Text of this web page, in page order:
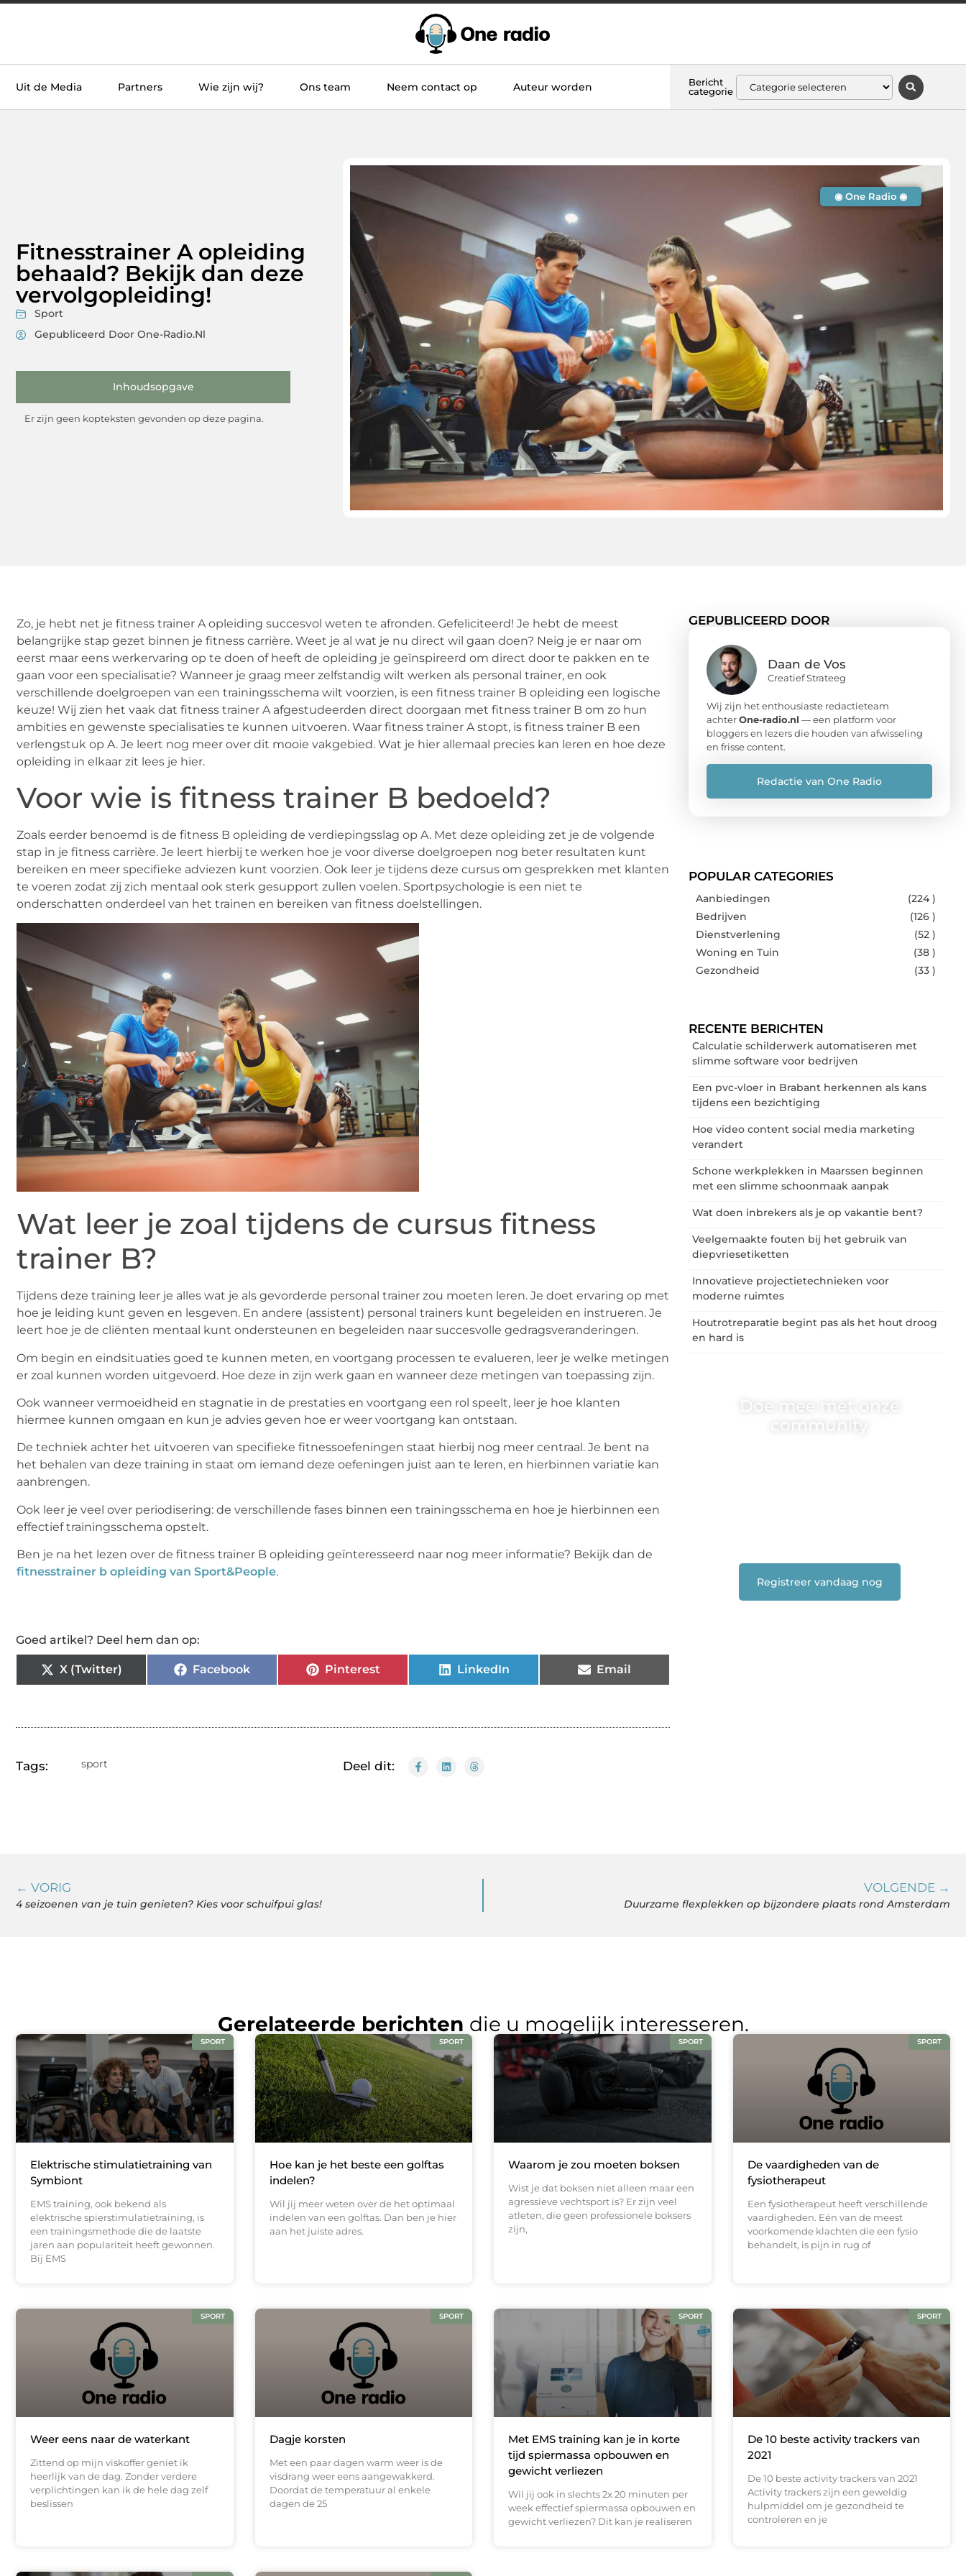
Uit de Media Partners Wie zijn wij? Ons team Neem contact op Auteur worden
Bericht
categorie
Fitnesstrainer A opleiding
behaald? Bekijk dan deze
vervolgopleiding!
Sport
Gepubliceerd Door One-Radio.nl
Inhoudsopgave
Er zijn geen kopteksten gevonden op deze pagina.
◉ One Radio ◉
Zo, je hebt net je fitness trainer A opleiding succesvol weten te afronden. Gefeliciteerd! Je hebt de meest
belangrijke stap gezet binnen je fitness carrière. Weet je al wat je nu direct wil gaan doen? Neig je er naar om
eerst maar eens werkervaring op te doen of heeft de opleiding je geïnspireerd om direct door te pakken en te
gaan voor een specialisatie? Wanneer je graag meer zelfstandig wilt werken als personal trainer, en ook
verschillende doelgroepen van een trainingsschema wilt voorzien, is een fitness trainer B opleiding een logische
keuze! Wij zien het vaak dat fitness trainer A afgestudeerden direct doorgaan met fitness trainer B om zo hun
ambities en gewenste specialisaties te kunnen uitvoeren. Waar fitness trainer A stopt, is fitness trainer B een
verlengstuk op A. Je leert nog meer over dit mooie vakgebied. Wat je hier allemaal precies kan leren en hoe deze
opleiding in elkaar zit lees je hier.
Voor wie is fitness trainer B bedoeld?
Zoals eerder benoemd is de fitness B opleiding de verdiepingsslag op A. Met deze opleiding zet je de volgende
stap in je fitness carrière. Je leert hierbij te werken hoe je voor diverse doelgroepen nog beter resultaten kunt
bereiken en meer specifieke adviezen kunt voorzien. Ook leer je tijdens deze cursus om gesprekken met klanten
te voeren zodat zij zich mentaal ook sterk gesupport zullen voelen. Sportpsychologie is een niet te
onderschatten onderdeel van het trainen en bereiken van fitness doelstellingen.
Wat leer je zoal tijdens de cursus fitness
trainer B?
Tijdens deze training leer je alles wat je als gevorderde personal trainer zou moeten leren. Je doet ervaring op met
hoe je leiding kunt geven en lesgeven. En andere (assistent) personal trainers kunt begeleiden en instrueren. Je
leert hoe je de cliënten mentaal kunt ondersteunen en begeleiden naar succesvolle gedragsveranderingen.
Om begin en eindsituaties goed te kunnen meten, en voortgang processen te evalueren, leer je welke metingen
er zoal kunnen worden uitgevoerd. Hoe deze in zijn werk gaan en wanneer deze metingen van toepassing zijn.
Ook wanneer vermoeidheid en stagnatie in de prestaties en voortgang een rol speelt, leer je hoe klanten
hiermee kunnen omgaan en kun je advies geven hoe er weer voortgang kan ontstaan.
De techniek achter het uitvoeren van specifieke fitnessoefeningen staat hierbij nog meer centraal. Je bent na
het behalen van deze training in staat om iemand deze oefeningen juist aan te leren, en hierbinnen variatie kan
aanbrengen.
Ook leer je veel over periodisering: de verschillende fases binnen een trainingsschema en hoe je hierbinnen een
effectief trainingsschema opstelt.
Ben je na het lezen over de fitness trainer B opleiding geïnteresseerd naar nog meer informatie? Bekijk dan de
fitnesstrainer b opleiding van Sport&People.
Goed artikel? Deel hem dan op:
X (Twitter) Facebook Pinterest LinkedIn Email
Tags: sport Deel dit:
GEPUBLICEERD DOOR
Daan de Vos
Creatief Strateeg
Wij zijn het enthousiaste redactieteam
achterOne-radio.nl — een platform voor
bloggers en lezers die houden van afwisseling
en frisse content.
Redactie van One Radio
POPULAR CATEGORIES
Aanbiedingen
(224 )
Bedrijven
(126 )
Dienstverlening
(52 )
Woning en Tuin
(38 )
Gezondheid
(33 )
RECENTE BERICHTEN
Calculatie schilderwerk automatiseren met
slimme software voor bedrijven
Een pvc-vloer in Brabant herkennen als kans
tijdens een bezichtiging
Hoe video content social media marketing
verandert
Schone werkplekken in Maarssen beginnen
met een slimme schoonmaak aanpak
Wat doen inbrekers als je op vakantie bent?
Veelgemaakte fouten bij het gebruik van
diepvriesetiketten
Innovatieve projectietechnieken voor
moderne ruimtes
Houtrotreparatie begint pas als het hout droog
en hard is
Doe mee met onze
community
Registreer vandaag nog
← VORIG
4 seizoenen van je tuin genieten? Kies voor schuifpui glas!
VOLGENDE →
Duurzame flexplekken op bijzondere plaats rond Amsterdam
Gerelateerde berichten die u mogelijk interesseren.
SPORT
Elektrische stimulatietraining van
Symbiont
EMS training, ook bekend als
elektrische spierstimulatietraining, is
een trainingsmethode die de laatste
jaren aan populariteit heeft gewonnen.
Bij EMS
SPORT
Hoe kan je het beste een golftas
indelen?
Wil jij meer weten over de het optimaal
indelen van een golftas. Dan ben je hier
aan het juiste adres.
SPORT
Waarom je zou moeten boksen
Wist je dat boksen niet alleen maar een
agressieve vechtsport is? Er zijn veel
atleten, die geen professionele boksers
zijn,
SPORT
De vaardigheden van de
fysiotherapeut
Een fysiotherapeut heeft verschillende
vaardigheden. Eén van de meest
voorkomende klachten die een fysio
behandelt, is pijn in rug of
SPORT
Weer eens naar de waterkant
Zittend op mijn viskoffer geniet ik
heerlijk van de dag. Zonder verdere
verplichtingen kan ik de hele dag zelf
beslissen
SPORT
Dagje korsten
Met een paar dagen warm weer is de
visdrang weer eens aangewakkerd.
Doordat de temperatuur al enkele
dagen de 25
SPORT
Met EMS training kan je in korte
tijd spiermassa opbouwen en
gewicht verliezen
Wil jij ook in slechts 2x 20 minuten per
week effectief spiermassa opbouwen en
gewicht verliezen? Dit kan je realiseren
SPORT
De 10 beste activity trackers van
2021
De 10 beste activity trackers van 2021
Activity trackers zijn een geweldig
hulpmiddel om je gezondheid te
controleren en je